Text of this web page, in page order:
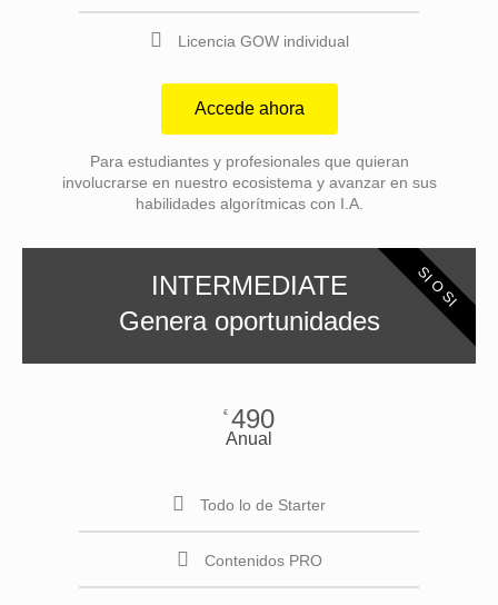
Licencia GOW individual
Accede ahora
Para estudiantes y profesionales que quieran
involucrarse en nuestro ecosistema y avanzar en sus
habilidades algorítmicas con I.A.
SI O SI
INTERMEDIATE
Genera oportunidades
€ 490
Anual
Todo lo de Starter
Contenidos PRO